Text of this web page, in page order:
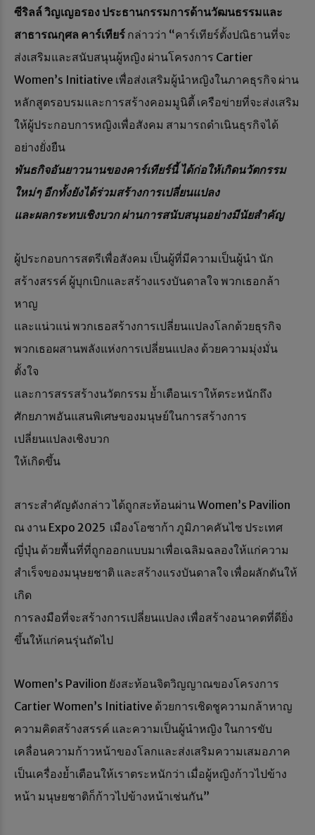
ซีริลล์ วิญเญอรอง ประธานกรรมการด้านวัฒนธรรมและ
สาธารณกุศล คาร์เทียร์ กล่าวว่า “คาร์เทียร์ตั้งปณิธานที่จะ
ส่งเสริมและสนับสนุนผู้หญิง ผ่านโครงการ Cartier
Women’s Initiative เพื่อส่งเสริมผู้นำหญิงในภาคธุรกิจ ผ่าน
หลักสูตรอบรมและการสร้างคอมมูนิตี้ เครือข่ายที่จะส่งเสริม
ให้ผู้ประกอบการหญิงเพื่อสังคม สามารถดำเนินธุรกิจได้
อย่างยั่งยืน
พันธกิจอันยาวนานของคาร์เทียร์นี้ ได้ก่อให้เกิดนวัตกรรม
ใหม่ๆ อีกทั้งยังได้ร่วมสร้างการเปลี่ยนแปลง
และผลกระทบเชิงบวก ผ่านการสนับสนุนอย่างมีนัยสำคัญ
ผู้ประกอบการสตรีเพื่อสังคม เป็นผู้ที่มีความเป็นผู้นำ นัก
สร้างสรรค์ ผู้บุกเบิกและสร้างแรงบันดาลใจ พวกเธอกล้า
หาญ
และแน่วแน่ พวกเธอสร้างการเปลี่ยนแปลงโลกด้วยธุรกิจ
พวกเธอผสานพลังแห่งการเปลี่ยนแปลง ด้วยความมุ่งมั่น
ตั้งใจ
และการสรรสร้างนวัตกรรม ย้ำเตือนเราให้ตระหนักถึง
ศักยภาพอันแสนพิเศษของมนุษย์ในการสร้างการ
เปลี่ยนแปลงเชิงบวก
ให้เกิดขึ้น
สาระสำคัญดังกล่าว ได้ถูกสะท้อนผ่าน Women’s Pavilion
ณ งาน Expo 2025 เมืองโอซาก้า ภูมิภาคคันไซ ประเทศ
ญี่ปุ่น ด้วยพื้นที่ที่ถูกออกแบบมาเพื่อเฉลิมฉลองให้แก่ความ
สำเร็จของมนุษยชาติ และสร้างแรงบันดาลใจ เพื่อผลักดันให้
เกิด
การลงมือที่จะสร้างการเปลี่ยนแปลง เพื่อสร้างอนาคตที่ดียิ่ง
ขึ้นให้แก่คนรุ่นถัดไป
Women’s Pavilion ยังสะท้อนจิตวิญญาณของโครงการ
Cartier Women’s Initiative ด้วยการเชิดชูความกล้าหาญ
ความคิดสร้างสรรค์ และความเป็นผู้นำหญิง ในการขับ
เคลื่อนความก้าวหน้าของโลกและส่งเสริมความเสมอภาค
เป็นเครื่องย้ำเตือนให้เราตระหนักว่า เมื่อผู้หญิงก้าวไปข้าง
หน้า มนุษยชาติก็ก้าวไปข้างหน้าเช่นกัน”